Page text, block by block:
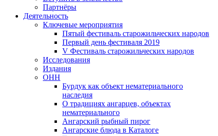
Партнёры
Деятельность
Ключевые мероприятия
Пятый фестиваль старожильческих народов
Первый день фестиваля 2019
V Фестиваль старожильческих народов
Исследования
Издания
ОНН
Бурдук как объект нематериального
наследия
О традициях ангарцев, объектах
нематериального
Ангарский рыбный пирог
Ангарские блюда в Каталоге